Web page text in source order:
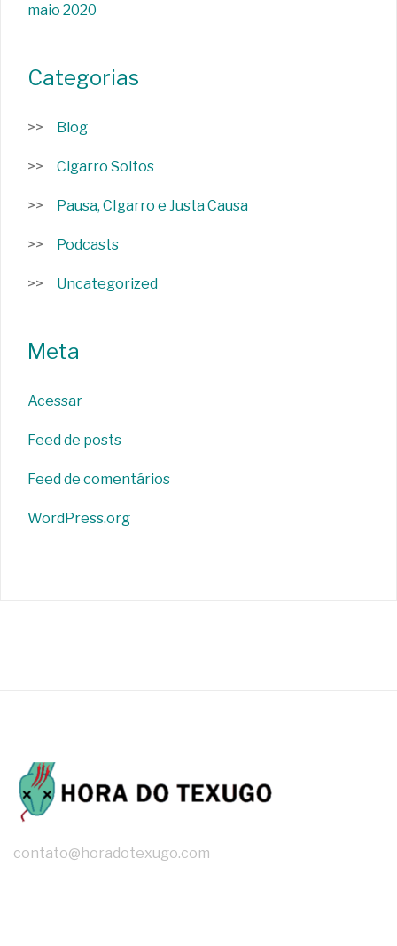
maio 2020
Categorias
Blog
Cigarro Soltos
Pausa, CIgarro e Justa Causa
Podcasts
Uncategorized
Meta
Acessar
Feed de posts
Feed de comentários
WordPress.org
contato@horadotexugo.com